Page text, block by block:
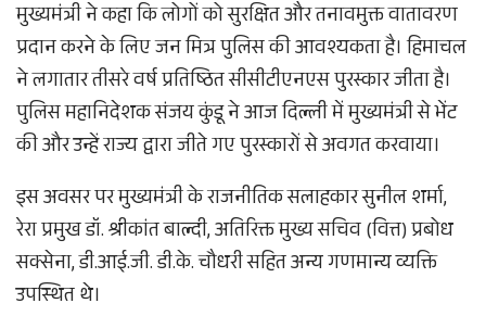
मुख्यमंत्री ने कहा कि लोगों को सुरक्षित और तनावमुक्त वातावरण
प्रदान करने के लिए जन मित्र पुलिस की आवश्यकता है। हिमाचल
ने लगातार तीसरे वर्ष प्रतिष्ठित सीसीटीएनएस पुरस्कार जीता है।
पुलिस महानिदेशक संजय कुंडू ने आज दिल्ली में मुख्यमंत्री से भेंट
की और उन्हें राज्य द्वारा जीते गए पुरस्कारों से अवगत करवाया।
इस अवसर पर मुख्यमंत्री के राजनीतिक सलाहकार सुनील शर्मा,
रेरा प्रमुख डॉ. श्रीकांत बाल्दी, अतिरिक्त मुख्य सचिव (वित्त) प्रबोध
सक्सेना, डी.आई.जी. डी.के. चौधरी सहित अन्य गणमान्य व्यक्ति
उपस्थित थे।